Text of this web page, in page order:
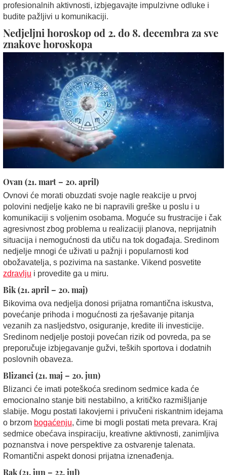
profesionalnih aktivnosti, izbjegavajte impulzivne odluke i
budite pažljivi u komunikaciji.
Nedjeljni horoskop od 2. do 8. decembra za sve
znakove horoskopa
Ovan (21. mart – 20. april)
Ovnovi će morati obuzdati svoje nagle reakcije u prvoj
polovini nedjelje kako ne bi napravili greške u poslu i u
komunikaciji s voljenim osobama. Moguće su frustracije i čak
agresivnost zbog problema u realizaciji planova, neprijatnih
situacija i nemogućnosti da utiču na tok događaja. Sredinom
nedjelje mnogi će uživati u pažnji i popularnosti kod
obožavatelja, s pozivima na sastanke. Vikend posvetite
zdravlju i provedite ga u miru.
Bik (21. april – 20. maj)
Bikovima ova nedjelja donosi prijatna romantična iskustva,
povećanje prihoda i mogućnosti za rješavanje pitanja
vezanih za nasljedstvo, osiguranje, kredite ili investicije.
Sredinom nedjelje postoji povećan rizik od povreda, pa se
preporučuje izbjegavanje gužvi, teških sportova i dodatnih
poslovnih obaveza.
Blizanci (21. maj – 20. jun)
Blizanci će imati poteškoća sredinom sedmice kada će
emocionalno stanje biti nestabilno, a kritičko razmišljanje
slabije. Mogu postati lakovjerni i privučeni riskantnim idejama
o brzom bogaćenju, čime bi mogli postati meta prevara. Kraj
sedmice obećava inspiraciju, kreativne aktivnosti, zanimljiva
poznanstva i nove perspektive za ostvarenje talenata.
Romantični aspekt donosi prijatna iznenađenja.
Rak (21. jun – 22. jul)